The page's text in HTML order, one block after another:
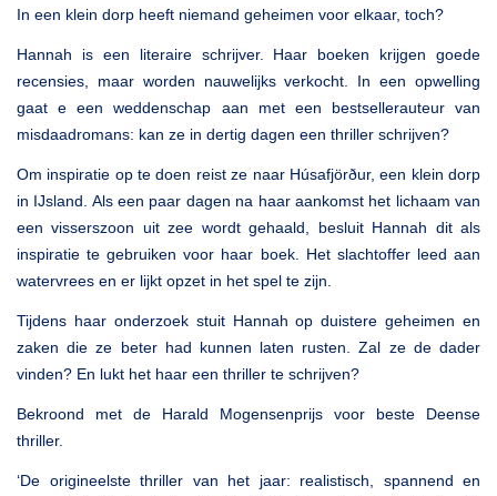
In een klein dorp heeft niemand geheimen voor elkaar, toch?
Hannah is een literaire schrijver. Haar boeken krijgen goede
recensies, maar worden nauwelijks verkocht. In een opwelling
gaat e een weddenschap aan met een bestsellerauteur van
misdaadromans: kan ze in dertig dagen een thriller schrijven?
Om inspiratie op te doen reist ze naar Húsafjörður, een klein dorp
in IJsland. Als een paar dagen na haar aankomst het lichaam van
een visserszoon uit zee wordt gehaald, besluit Hannah dit als
inspiratie te gebruiken voor haar boek. Het slachtoffer leed aan
watervrees en er lijkt opzet in het spel te zijn.
Tijdens haar onderzoek stuit Hannah op duistere geheimen en
zaken die ze beter had kunnen laten rusten. Zal ze de dader
vinden? En lukt het haar een thriller te schrijven?
Bekroond met de Harald Mogensenprijs voor beste Deense
thriller.
‘De origineelste thriller van het jaar: realistisch, spannend en